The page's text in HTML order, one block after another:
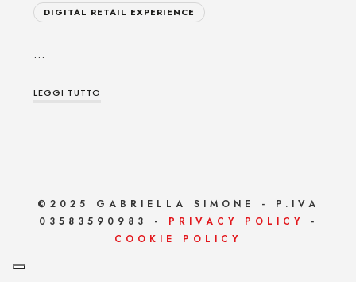
DIGITAL RETAIL EXPERIENCE
…
LEGGI TUTTO
©2025 GABRIELLA SIMONE - P.IVA
03583590983 - PRIVACY POLICY
-
COOKIE POLICY